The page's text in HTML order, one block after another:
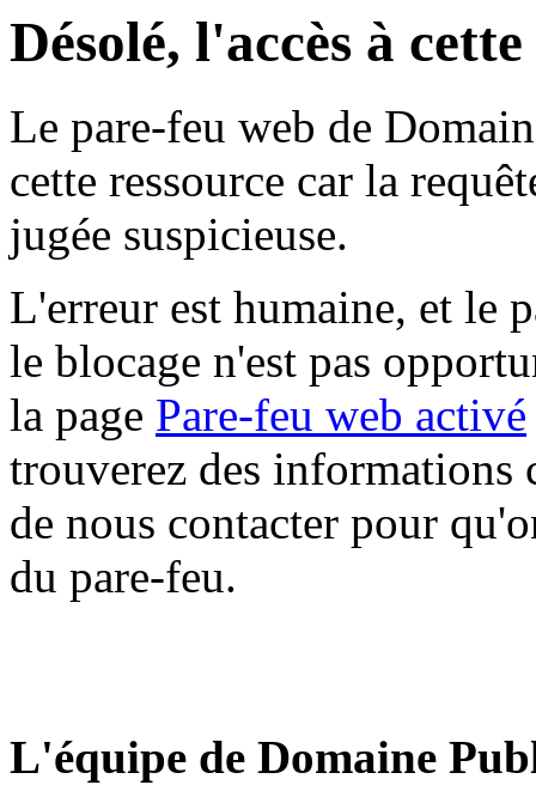
Désolé, l'accès à
Le pare-feu web de
cette ressource car la
jugée suspicieuse.
L'erreur est humaine, et le
le blocage n'est pas
la page Pare-feu web activé
trouverez des informations
de nous contacter pour
du pare-feu.
L'équipe de Domaine